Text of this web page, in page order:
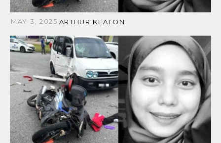
MAY 3, 2025 ARTHUR KEATON